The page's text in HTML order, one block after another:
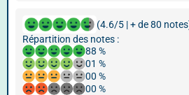
(4.6/5 | + de 80
Répartition des notes :
88 %
01 %
00 %
00 %